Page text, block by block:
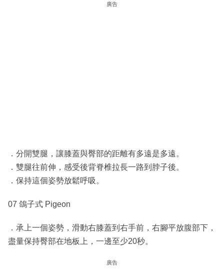
廣告
．分開雙腿，讓膝蓋與臀部的距離有多遠是多遠。
．雙腿往前伸，感受後背脊椎拉長一路到脖子後。
．保持這個姿勢放鬆呼吸。
07 鴿子式 Pigeon
．承上一個姿勢，滑動右膝蓋到右手前，右腳平放腹部下，
盡量保持臀部在地板上，一邊至少20秒。
廣告